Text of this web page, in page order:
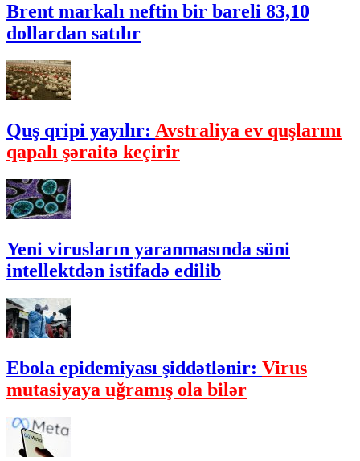
Brent markalı neftin bir bareli 83,10
dollardan satılır
Quş qripi yayılır: Avstraliya ev quşlarını
qapalı şəraitə keçirir
Yeni virusların yaranmasında süni
intellektdən istifadə edilib
Ebola epidemiyası şiddətlənir: Virus
mutasiyaya uğramış ola bilər